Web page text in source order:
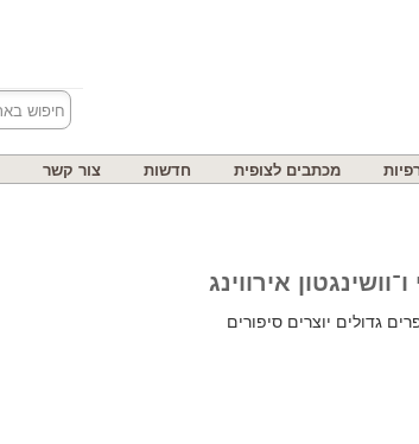
מכתבים לצופית חדשות צור קשר
אירווינג
גדולים יוצרים סיפורים